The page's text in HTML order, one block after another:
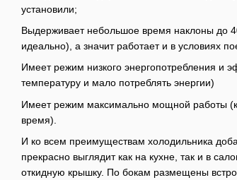
установили;
Выдерживает небольшое время наклоны до
идеально), а значит работает и в условиях
Имеет режим низкого энергопотребления и
температуру и мало потреблять энергии)
Имеет режим максимально мощной работы
время).
И ко всем преимуществам холодильника
прекрасно выглядит как на кухне, так и в
откидную крышку. По бокам размещены